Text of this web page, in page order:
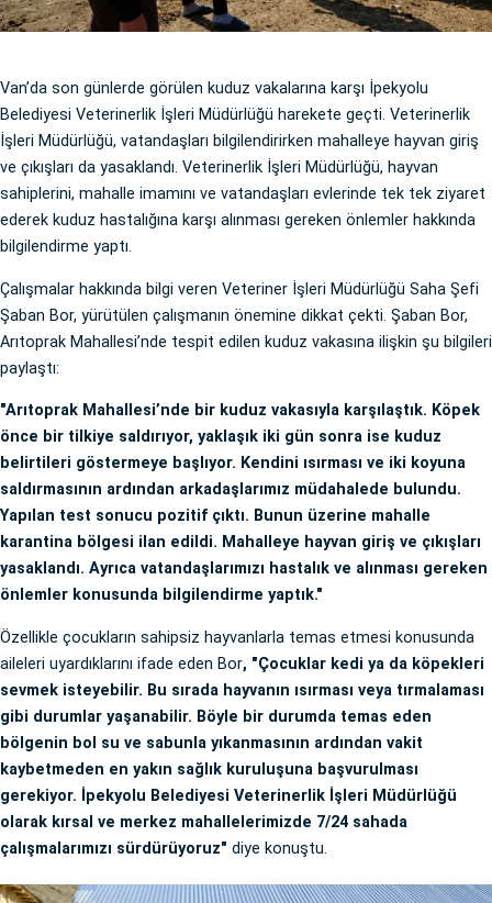
Van’da son günlerde görülen kuduz vakalarına karşı İpekyolu
Belediyesi Veterinerlik İşleri Müdürlüğü harekete geçti. Veterinerlik
İşleri Müdürlüğü, vatandaşları bilgilendirirken mahalleye hayvan giriş
ve çıkışları da yasaklandı. Veterinerlik İşleri Müdürlüğü, hayvan
sahiplerini, mahalle imamını ve vatandaşları evlerinde tek tek ziyaret
ederek kuduz hastalığına karşı alınması gereken önlemler hakkında
bilgilendirme yaptı.
Çalışmalar hakkında bilgi veren Veteriner İşleri Müdürlüğü Saha Şefi
Şaban Bor, yürütülen çalışmanın önemine dikkat çekti. Şaban Bor,
Arıtoprak Mahallesi’nde tespit edilen kuduz vakasına ilişkin şu bilgileri
paylaştı:
"Arıtoprak Mahallesi’nde bir kuduz vakasıyla karşılaştık. Köpek
önce bir tilkiye saldırıyor, yaklaşık iki gün sonra ise kuduz
belirtileri göstermeye başlıyor. Kendini ısırması ve iki koyuna
saldırmasının ardından arkadaşlarımız müdahalede bulundu.
Yapılan test sonucu pozitif çıktı. Bunun üzerine mahalle
karantina bölgesi ilan edildi. Mahalleye hayvan giriş ve çıkışları
yasaklandı. Ayrıca vatandaşlarımızı hastalık ve alınması gereken
önlemler konusunda bilgilendirme yaptık."
Özellikle çocukların sahipsiz hayvanlarla temas etmesi konusunda
aileleri uyardıklarını ifade eden Bor, "Çocuklar kedi ya da köpekleri
sevmek isteyebilir. Bu sırada hayvanın ısırması veya tırmalaması
gibi durumlar yaşanabilir. Böyle bir durumda temas eden
bölgenin bol su ve sabunla yıkanmasının ardından vakit
kaybetmeden en yakın sağlık kuruluşuna başvurulması
gerekiyor. İpekyolu Belediyesi Veterinerlik İşleri Müdürlüğü
olarak kırsal ve merkez mahallelerimizde 7/24 sahada
çalışmalarımızı sürdürüyoruz" diye konuştu.